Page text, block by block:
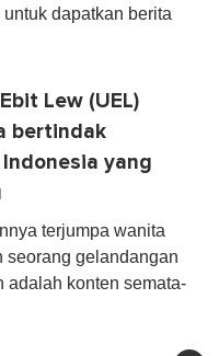
dapatkan berita
Lew (UEL)
bertindak
yang
terjumpa wanita
seorang gelandangan
adalah konten semata-